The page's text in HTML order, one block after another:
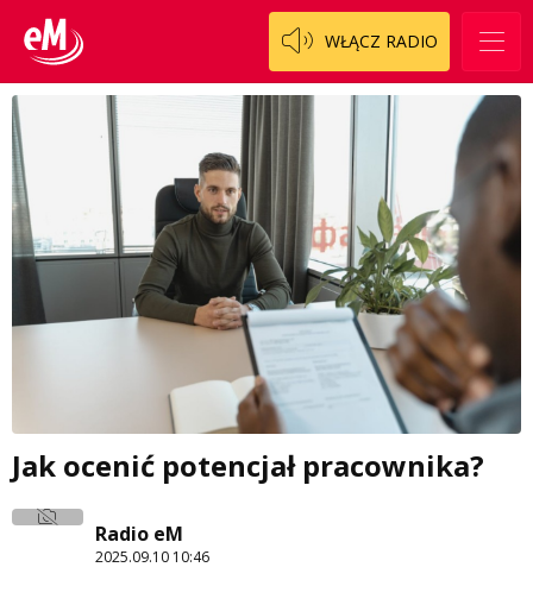
WŁĄCZ RADIO
Jak ocenić potencjał pracownika?
Radio eM
2025.09.10 10:46